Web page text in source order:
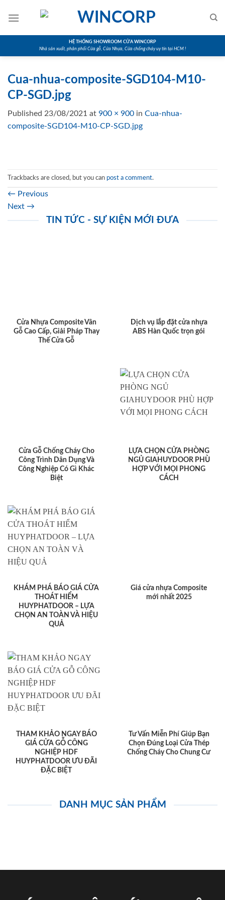
HỆ THỐNG SHOWROOM CỬA WINCORP
Nhà sản xuất, phân phối Cửa gỗ, Cửa Nhựa, Cửa chống cháy uy tín tại HCM !
Cua-nhua-composite-SGD104-M10-
CP-SGD.jpg
Published 23/08/2021 at 900 × 900 in Cua-nhua-
composite-SGD104-M10-CP-SGD.jpg
Trackbacks are closed, but you can post a comment.
← Previous
Next →
TIN TỨC - SỰ KIỆN MỚI ĐƯA
Cửa Nhựa Composite Vân
Gỗ Cao Cấp, Giải Pháp Thay
Thế Cửa Gỗ
Dịch vụ lắp đặt cửa nhựa
ABS Hàn Quốc trọn gói
Cửa Gỗ Chống Cháy Cho
Công Trình Dân Dụng Và
Công Nghiệp Có Gì Khác
Biệt
LỰA CHỌN CỬA PHÒNG
NGỦ GIAHUYDOOR PHÙ
HỢP VỚI MỌI PHONG
CÁCH
KHÁM PHÁ BÁO GIÁ CỬA
THOÁT HIỂM
HUYPHATDOOR – LỰA
CHỌN AN TOÀN VÀ HIỆU
QUẢ
Giá cửa nhựa Composite
mới nhất 2025
THAM KHẢO NGAY BÁO
GIÁ CỬA GỖ CÔNG
NGHIỆP HDF
HUYPHATDOOR ƯU ĐÃI
ĐẶC BIỆT
Tư Vấn Miễn Phí Giúp Bạn
Chọn Đúng Loại Cửa Thép
Chống Cháy Cho Chung Cư
DANH MỤC SẢN PHẨM